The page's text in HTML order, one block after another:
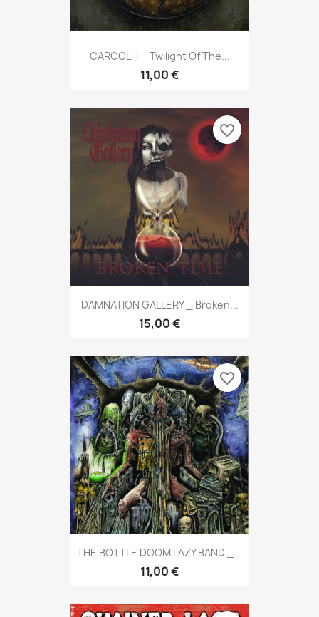
CARCOLH _ Twilight Of The...
11,00 €
DAMNATION GALLERY _ Broken...
15,00 €
favorite_border
THE BOTTLE DOOM LAZY BAND _...
11,00 €
favorite_border